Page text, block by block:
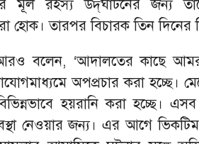
মূল রহস্য উদ্‌ঘাটনের জন্য
হোক। তারপর বিচারক তিন দিনের
বলেন, ‘আদালতের কাছে আমরা
অপপ্রচার করা হচ্ছে।
হয়রানি করা হচ্ছে।
নেওয়ার জন্য। এর আগে